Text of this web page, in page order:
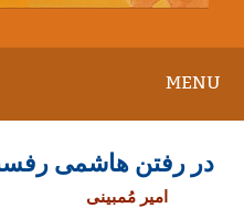
MENU
در رفتن هاشمی
امیر مُمبینی